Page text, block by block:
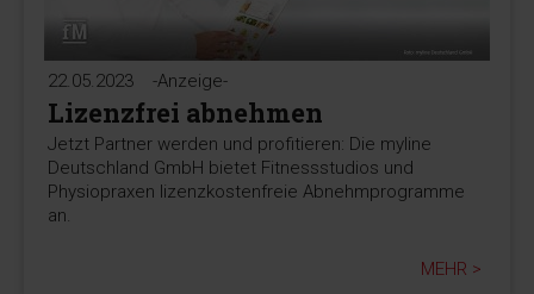
22.05.2023 -Anzeige-
Lizenzfrei abnehmen
Jetzt Partner werden und profitieren: Die myline
Deutschland GmbH bietet Fitnessstudios und
Physiopraxen lizenzkostenfreie Abnehmprogramme
an.
MEHR >